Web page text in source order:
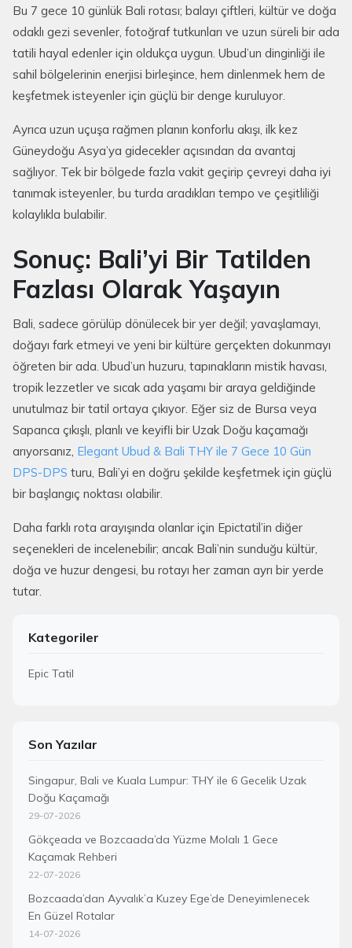
Bu 7 gece 10 günlük Bali rotası; balayı çiftleri, kültür ve doğa
odaklı gezi sevenler, fotoğraf tutkunları ve uzun süreli bir ada
tatili hayal edenler için oldukça uygun. Ubud’un dinginliği ile
sahil bölgelerinin enerjisi birleşince, hem dinlenmek hem de
keşfetmek isteyenler için güçlü bir denge kuruluyor.
Ayrıca uzun uçuşa rağmen planın konforlu akışı, ilk kez
Güneydoğu Asya’ya gidecekler açısından da avantaj
sağlıyor. Tek bir bölgede fazla vakit geçirip çevreyi daha iyi
tanımak isteyenler, bu turda aradıkları tempo ve çeşitliliği
kolaylıkla bulabilir.
Sonuç: Bali’yi Bir Tatilden
Fazlası Olarak Yaşayın
Bali, sadece görülüp dönülecek bir yer değil; yavaşlamayı,
doğayı fark etmeyi ve yeni bir kültüre gerçekten dokunmayı
öğreten bir ada. Ubud’un huzuru, tapınakların mistik havası,
tropik lezzetler ve sıcak ada yaşamı bir araya geldiğinde
unutulmaz bir tatil ortaya çıkıyor. Eğer siz de Bursa veya
Sapanca çıkışlı, planlı ve keyifli bir Uzak Doğu kaçamağı
arıyorsanız, Elegant Ubud & Bali THY ile 7 Gece 10 Gün
DPS-DPS turu, Bali’yi en doğru şekilde keşfetmek için güçlü
bir başlangıç noktası olabilir.
Daha farklı rota arayışında olanlar için Epictatil’in diğer
seçenekleri de incelenebilir; ancak Bali’nin sunduğu kültür,
doğa ve huzur dengesi, bu rotayı her zaman ayrı bir yerde
tutar.
Kategoriler
Epic Tatil
Son Yazılar
Singapur, Bali ve Kuala Lumpur: THY ile 6 Gecelik Uzak
Doğu Kaçamağı
29-07-2026
Gökçeada ve Bozcaada’da Yüzme Molalı 1 Gece
Kaçamak Rehberi
22-07-2026
Bozcaada’dan Ayvalık’a Kuzey Ege’de Deneyimlenecek
En Güzel Rotalar
14-07-2026